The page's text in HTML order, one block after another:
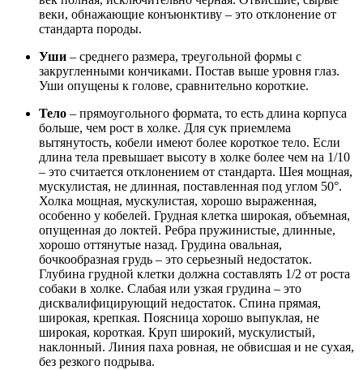
веки, обнажающие конъюнктиву – это отклонение от
стандарта породы.
Уши – среднего размера, треугольной формы с
закругленными кончиками. Постав выше уровня глаз.
Уши опущены к голове, сравнительно короткие.
Тело – прямоугольного формата, то есть длина корпуса
больше, чем рост в холке. Для сук приемлема
вытянутость, кобели имеют более короткое тело. Если
длина тела превышает высоту в холке более чем на 1/10
– это считается отклонением от стандарта. Шея мощная,
мускулистая, не длинная, поставленная под углом 50°.
Холка мощная, мускулистая, хорошо выраженная,
особенно у кобелей. Грудная клетка широкая, объемная,
опущенная до локтей. Ребра пружинистые, длинные,
хорошо оттянутые назад. Грудина овальная,
бочкообразная грудь – это серьезный недостаток.
Глубина грудной клетки должна составлять 1/2 от роста
собаки в холке. Слабая или узкая грудина – это
дисквалифицирующий недостаток. Спина прямая,
широкая, крепкая. Поясница хорошо выпуклая, не
широкая, короткая. Круп широкий, мускулистый,
наклонный. Линия паха ровная, не обвисшая и не сухая,
без резкого подрыва.